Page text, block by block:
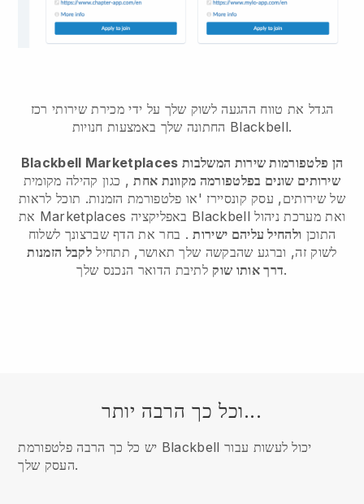
הגדל את טווח ההגעה לשוק שלך על ידי מכירת שירותי רכז
החתונה שלך באמצעות חנויות Blackbell.
Blackbell Marketplaces הן פלטפורמות שירות המשלבות
שירותים שונים בפלטפורמה מקוונת אחת, כגון קהילה מקומית
של שירותים, עסק קונסיירז 'או פלטפורמת הזמנות. תוכל לראות
את Marketplaces באפליקציה Blackbell ואת מערכת ניהול
התוכן ולהחיל עליהם ישירות. בחר את הדף שברצונך לשלוח
לשוק זה, וברגע שהבקשה שלך תאושר, תתחיל לקבל הזמנות
דרך אותו שוקלתיבת הדואר הנכנס שלך.
וכל כך הרבה יותר...
יש כל כך הרבה פלטפורמת Blackbell יכול לעשות עבור
העסק שלך.